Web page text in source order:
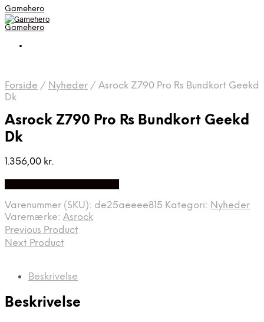
Gamehero
Gamehero
Forside / Nyheder / Asrock Z790 Pro Rs Bundkort Geekd
Dk
Asrock Z790 Pro Rs Bundkort Geekd
Dk
1.356,00 kr.
Varenummer (SKU): de25aeeee815 Kategori: Nyheder
Varemærke: Asrock
Previous Product
Next Product
Beskrivelse
Beskrivelse